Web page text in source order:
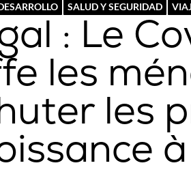
SALUD Y SEGURIDAD
: Le
les
les